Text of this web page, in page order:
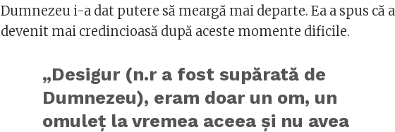
Dumnezeu i-a dat putere să meargă mai departe. Ea a spus că a
devenit mai credincioasă după aceste momente dificile.
„Desigur (n.r a fost supărată de
Dumnezeu), eram doar un om, un
omuleț la vremea aceea și nu avea